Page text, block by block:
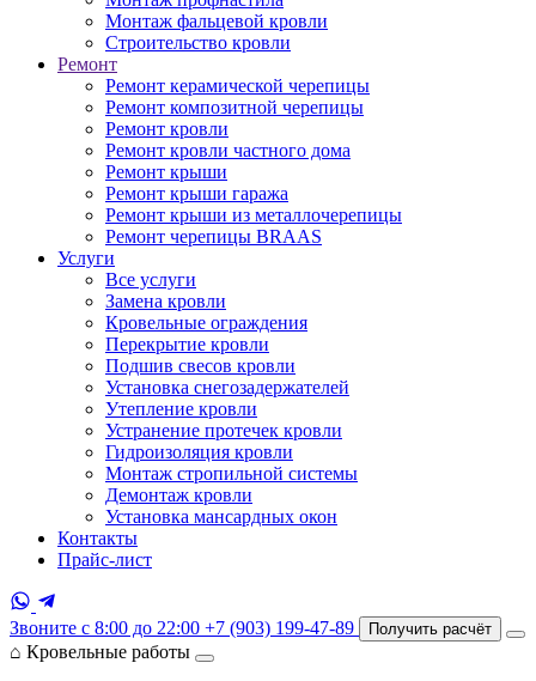
Монтаж фальцевой кровли
Строительство кровли
Ремонт
Ремонт керамической черепицы
Ремонт композитной черепицы
Ремонт кровли
Ремонт кровли частного дома
Ремонт крыши
Ремонт крыши гаража
Ремонт крыши из металлочерепицы
Ремонт черепицы BRAAS
Услуги
Все услуги
Замена кровли
Кровельные ограждения
Перекрытие кровли
Подшив свесов кровли
Установка снегозадержателей
Утепление кровли
Устранение протечек кровли
Гидроизоляция кровли
Монтаж стропильной системы
Демонтаж кровли
Установка мансардных окон
Контакты
Прайс-лист
Звоните с 8:00 до 22:00 +7 (903) 199-47-89 Получить расчёт
⌂ Кровельные работы